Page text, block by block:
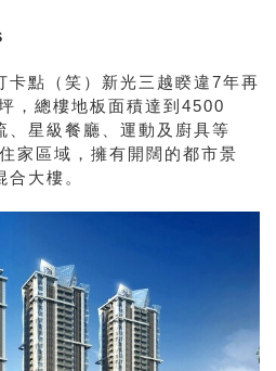
卡點（笑）新光三越睽違7年再
，總樓地板面積達到4500
、星級餐廳、運動及廚具等
家區域，擁有開闊的都市景
大樓。